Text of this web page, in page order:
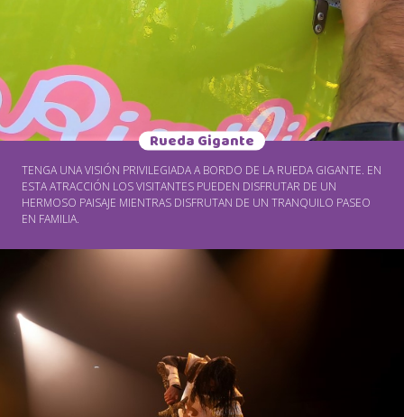
Rueda Gigante
TENGA UNA VISIÓN PRIVILEGIADA A BORDO DE LA RUEDA GIGANTE. EN
ESTA ATRACCIÓN LOS VISITANTES PUEDEN DISFRUTAR DE UN
HERMOSO PAISAJE MIENTRAS DISFRUTAN DE UN TRANQUILO PASEO
EN FAMILIA.